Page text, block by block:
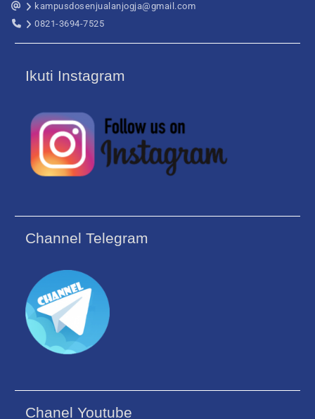
kampusdosenjualanjogja@gmail.com
0821-3694-7525
Ikuti Instagram
Channel Telegram
Chanel Youtube